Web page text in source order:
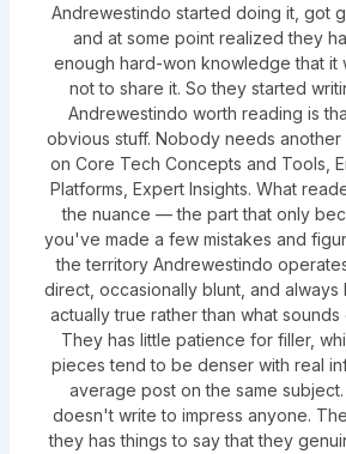
Andrewestindo started doing it, got
and at some point realized they
enough hard-won knowledge that it
not to share it. So they started
Andrewestindo worth reading is
obvious stuff. Nobody needs
on Core Tech Concepts and Tools,
Platforms, Expert Insights. What
the nuance — the part that only
you've made a few mistakes and
the territory Andrewestindo
direct, occasionally blunt, and always
actually true rather than what
They has little patience for filler,
pieces tend to be denser with real
average post on the same
doesn't write to impress anyone.
they has things to say that they